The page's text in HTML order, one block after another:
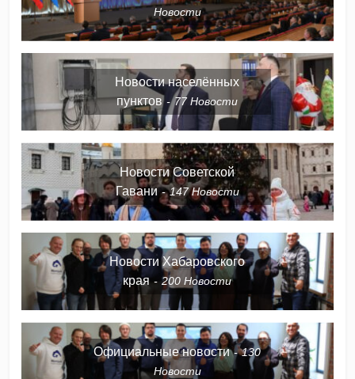
Новости
Новости населённых
пунктов
77Новости
Новости Советской
Гавани
147Новости
Новости Хабаровского
края
200Новости
Официальные новости
130
Новости